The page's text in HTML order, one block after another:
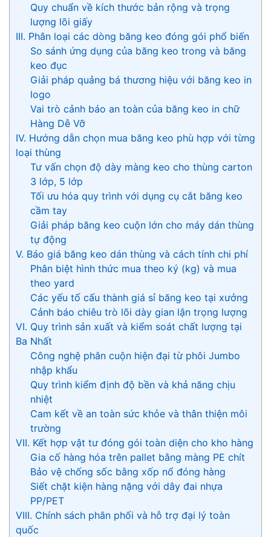
Quy chuẩn về kích thước bản rộng và trọng
lượng lõi giấy
III. Phân loại các dòng băng keo đóng gói phổ biến
So sánh ứng dụng của băng keo trong và băng
keo đục
Giải pháp quảng bá thương hiệu với băng keo in
logo
Vai trò cảnh báo an toàn của băng keo in chữ
Hàng Dễ Vỡ
IV. Hướng dẫn chọn mua băng keo phù hợp với từng
loại thùng
Tư vấn chọn độ dày màng keo cho thùng carton
3 lớp, 5 lớp
Tối ưu hóa quy trình với dụng cụ cắt băng keo
cầm tay
Giải pháp băng keo cuộn lớn cho máy dán thùng
tự động
V. Báo giá băng keo dán thùng và cách tính chi phí
Phân biệt hình thức mua theo ký (kg) và mua
theo yard
Các yếu tố cấu thành giá sỉ băng keo tại xưởng
Cảnh báo chiêu trò lõi dày gian lận trọng lượng
VI. Quy trình sản xuất và kiểm soát chất lượng tại
Ba Nhất
Công nghệ phân cuộn hiện đại từ phôi Jumbo
nhập khẩu
Quy trình kiểm định độ bền và khả năng chịu
nhiệt
Cam kết về an toàn sức khỏe và thân thiện môi
trường
VII. Kết hợp vật tư đóng gói toàn diện cho kho hàng
Gia cố hàng hóa trên pallet bằng màng PE chít
Bảo vệ chống sốc bằng xốp nổ đóng hàng
Siết chặt kiện hàng nặng với dây đai nhựa
PP/PET
VIII. Chính sách phân phối và hỗ trợ đại lý toàn
quốc